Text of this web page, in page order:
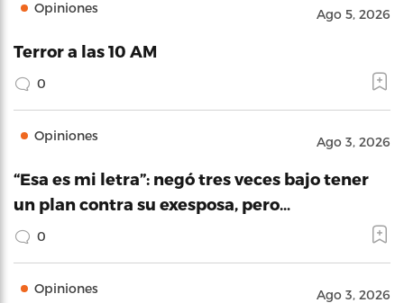
Opiniones Ago 5, 2026
Terror a las 10 AM
0
Opiniones Ago 3, 2026
“Esa es mi letra”: negó tres veces bajo tener
un plan contra su exesposa, pero…
0
Opiniones Ago 3, 2026